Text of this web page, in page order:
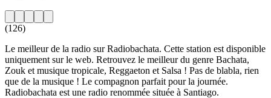
(126)
Le meilleur de la radio sur Radiobachata. Cette station est disponible
uniquement sur le web. Retrouvez le meilleur du genre Bachata,
Zouk et musique tropicale, Reggaeton et Salsa ! Pas de blabla, rien
que de la musique ! Le compagnon parfait pour la journée.
Radiobachata est une radio renommée située à Santiago.